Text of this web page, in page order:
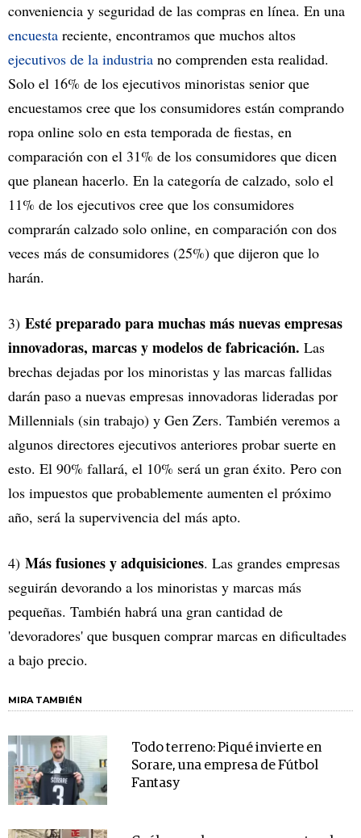
conveniencia y seguridad de las compras en línea. En una
encuesta reciente, encontramos que muchos altos
ejecutivos de la industria no comprenden esta realidad.
Solo el 16% de los ejecutivos minoristas senior que
encuestamos cree que los consumidores están comprando
ropa online solo en esta temporada de fiestas, en
comparación con el 31% de los consumidores que dicen
que planean hacerlo. En la categoría de calzado, solo el
11% de los ejecutivos cree que los consumidores
comprarán calzado solo online, en comparación con dos
veces más de consumidores (25%) que dijeron que lo
harán.
3) Esté preparado para muchas más nuevas empresas
innovadoras, marcas y modelos de fabricación. Las
brechas dejadas por los minoristas y las marcas fallidas
darán paso a nuevas empresas innovadoras lideradas por
Millennials (sin trabajo) y Gen Zers. También veremos a
algunos directores ejecutivos anteriores probar suerte en
esto. El 90% fallará, el 10% será un gran éxito. Pero con
los impuestos que probablemente aumenten el próximo
año, será la supervivencia del más apto.
4) Más fusiones y adquisiciones. Las grandes empresas
seguirán devorando a los minoristas y marcas más
pequeñas. También habrá una gran cantidad de
'devoradores' que busquen comprar marcas en dificultades
a bajo precio.
MIRA TAMBIÉN
Todo terreno: Piqué invierte en
Sorare, una empresa de Fútbol
Fantasy